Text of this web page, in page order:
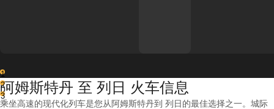
1
2
3
阿姆斯特丹 至 列日 火车信息
乘坐高速的现代化列车是您从阿姆斯特丹到 列日的最佳选择之一。城际